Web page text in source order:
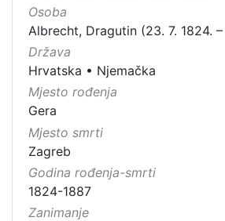
Osoba
Albrecht, Dragutin (23. 7. 1824. –
Država
Hrvatska • Njemačka
Mjesto rođenja
Gera
Mjesto smrti
Zagreb
Godina rođenja-smrti
1824-1887
Zanimanje